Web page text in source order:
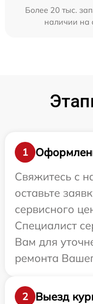
Более 20 тыс.
наличии на
1
Свяжитесь с
оставьте
сервисного
Специалист
Вам для
ремонта
2
Выезд